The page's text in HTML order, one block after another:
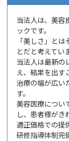
当法人は、美容
ックです。
「美しさ」と
とだと考えてい
当法人は最新の
え、結果を出す
治療の幅が広い
す。
美容医療につい
し、患者様がき
適正価格での提
研修指導体制完